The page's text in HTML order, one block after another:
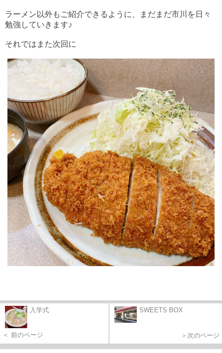
ラーメン以外もご紹介できるように、まだまだ市川を日々
勉強していきます♪
それではまた次回に
入学式
＜ 前のページ
SWEETS BOX
＞次のページ